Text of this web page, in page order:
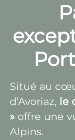
Situé au
d’Avoriaz, le
» offre une
Alpins.